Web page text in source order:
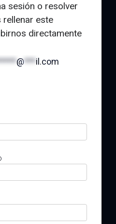
sesión o resolver
este
directamente
@***il.com